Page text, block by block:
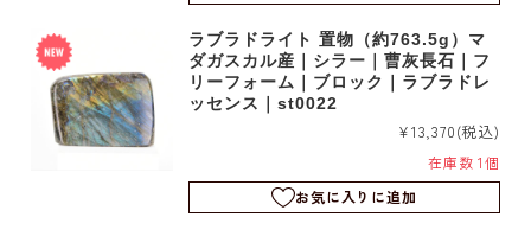
ラブラドライト 置物（約763.5g）マ
ダガスカル産｜シラー｜曹灰長石｜フ
リーフォーム｜ブロック｜ラブラドレ
ッセンス｜st0022
¥13,370(税込)
在庫数 1個
お気に入りに追加